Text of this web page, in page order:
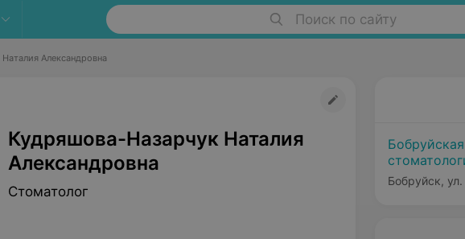
Поиск по сайту
Александровна
Кудряшова-Назарчук Наталия
Александровна
Стоматолог
Бобруйск,